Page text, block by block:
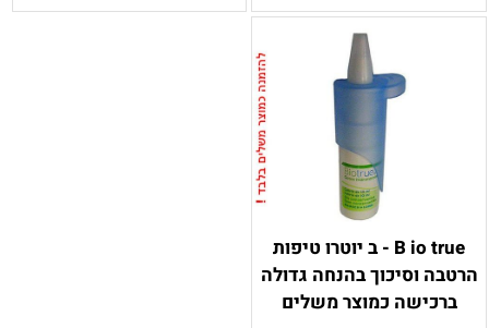
B io true - ב יוטרו טיפות
הרטבה וסיכוך בהנחה גדולה
ברכישה כמוצר משלים